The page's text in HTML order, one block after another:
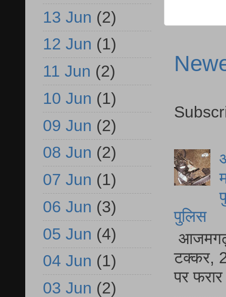
पुलिस
आजमगढ़
टक्कर,
पर
13 Jun (2)
12 Jun (1)
11 Jun (2)
10 Jun (1)
09 Jun (2)
08 Jun (2)
07 Jun (1)
06 Jun (3)
05 Jun (4)
04 Jun (1)
03 Jun (2)